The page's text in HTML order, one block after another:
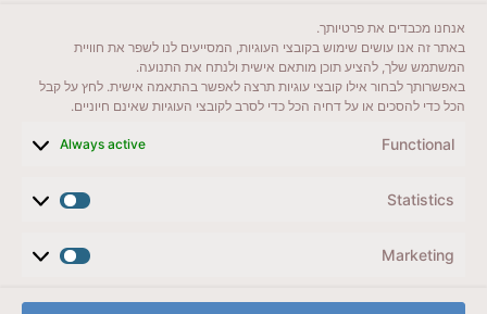
אנחנו מכבדים את פרטיותך.
באתר זה אנו עושים שימוש בקובצי העוגיות, המסייעים לנו לשפר את חוויית
המשתמש שלך, להציע תוכן מותאם אישית ולנתח את התנועה.
באפשרותך לבחור אילו קובצי עוגיות תרצה לאפשר בהתאמה אישית. לחץ על קבל
הכל כדי להסכים או על דחיה הכל כדי לסרב לקובצי העוגיות שאינם חיוניים.
Functional
Always active
Statistics
Marketing
ייעדים מומלצים
מדריכים ועזרים
לשליחת הודעת וואטסאפ
veyatsati.laolam@gmail.com